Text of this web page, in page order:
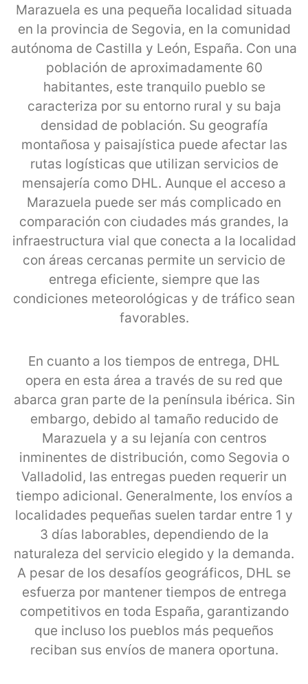
Marazuela es una pequeña localidad situada
en la provincia de Segovia, en la comunidad
autónoma de Castilla y León, España. Con una
población de aproximadamente 60
habitantes, este tranquilo pueblo se
caracteriza por su entorno rural y su baja
densidad de población. Su geografía
montañosa y paisajística puede afectar las
rutas logísticas que utilizan servicios de
mensajería como DHL. Aunque el acceso a
Marazuela puede ser más complicado en
comparación con ciudades más grandes, la
infraestructura vial que conecta a la localidad
con áreas cercanas permite un servicio de
entrega eficiente, siempre que las
condiciones meteorológicas y de tráfico sean
favorables.
En cuanto a los tiempos de entrega, DHL
opera en esta área a través de su red que
abarca gran parte de la península ibérica. Sin
embargo, debido al tamaño reducido de
Marazuela y a su lejanía con centros
inminentes de distribución, como Segovia o
Valladolid, las entregas pueden requerir un
tiempo adicional. Generalmente, los envíos a
localidades pequeñas suelen tardar entre 1 y
3 días laborables, dependiendo de la
naturaleza del servicio elegido y la demanda.
A pesar de los desafíos geográficos, DHL se
esfuerza por mantener tiempos de entrega
competitivos en toda España, garantizando
que incluso los pueblos más pequeños
reciban sus envíos de manera oportuna.